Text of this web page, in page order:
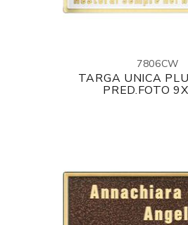
7806CW
TARGA UNICA
PRED.FOTO